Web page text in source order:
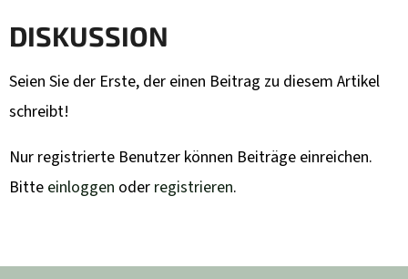
DISKUSSION
Seien Sie der Erste, der einen Beitrag zu diesem Artikel
schreibt!
Nur registrierte Benutzer können Beiträge einreichen.
Bitte einloggen oder registrieren.